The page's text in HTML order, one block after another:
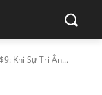
Khi Sự Tri Ân...